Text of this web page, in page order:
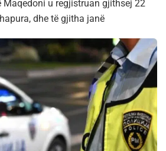
Maqedoni u regjistruan gjithsej 22
dhe të gjitha janë